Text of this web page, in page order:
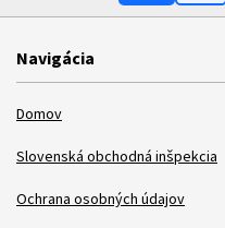
Navigácia
Domov
Slovenská obchodná inšpekcia
Ochrana osobných údajov